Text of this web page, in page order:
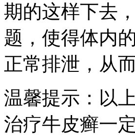
期的这样下去
题，使得体内
正常排泄，从
温馨提示：以
治疗牛皮癣一